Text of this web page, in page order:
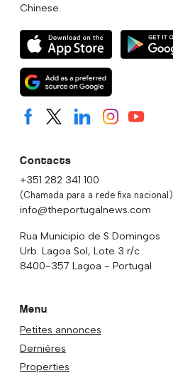
Chinese.
Contacts
+351 282 341 100
(Chamada para a rede fixa nacional)
info@theportugalnews.com
Rua Municipio de S Domingos
Urb. Lagoa Sol, Lote 3 r/c
8400-357 Lagoa - Portugal
Menu
Petites annonces
Dernières
Properties